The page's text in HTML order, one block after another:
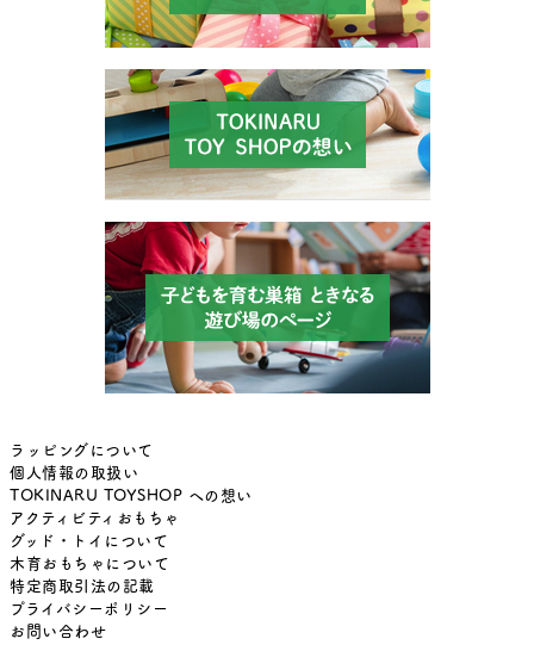
ラッピングについて
個人情報の取扱い
TOKINARU TOYSHOP への想い
アクティビティおもちゃ
グッド・トイについて
木育おもちゃについて
特定商取引法の記載
プライバシーポリシー
お問い合わせ